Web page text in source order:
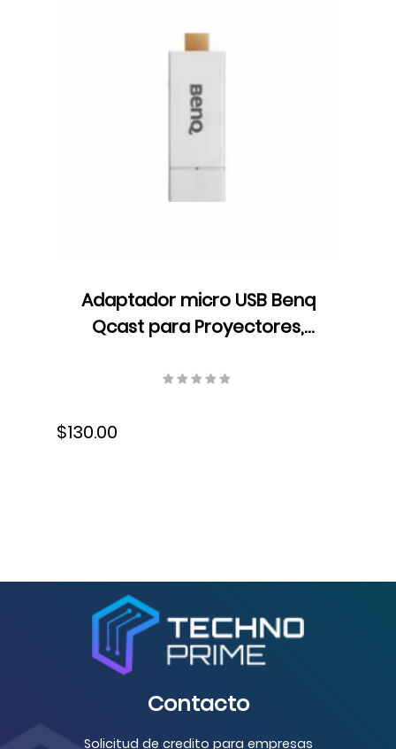
Adaptador micro USB Benq
Qcast para Proyectores,
$130.00
Contacto
Solicitud de credito para empresas